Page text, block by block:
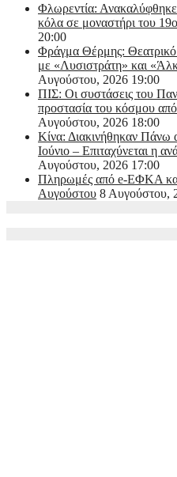
Φλωρεντία:
κόλα σε μοναστήρι του
20:00
Φράγμα Θέρμης: Θεατρικό
με «Λυσιστράτη» και
Αυγούστου, 2026 19:00
ΠΙΣ: Οι συστάσεις του
προστασία του κόσμου από
Αυγούστου, 2026 18:00
Κίνα: Διακινήθηκαν Πάνω
Ιούνιο – Επιταχύνεται η
Αυγούστου, 2026 17:00
Πληρωμές από e-ΕΦΚΑ
Αυγούστου 8 Αυγούστου,